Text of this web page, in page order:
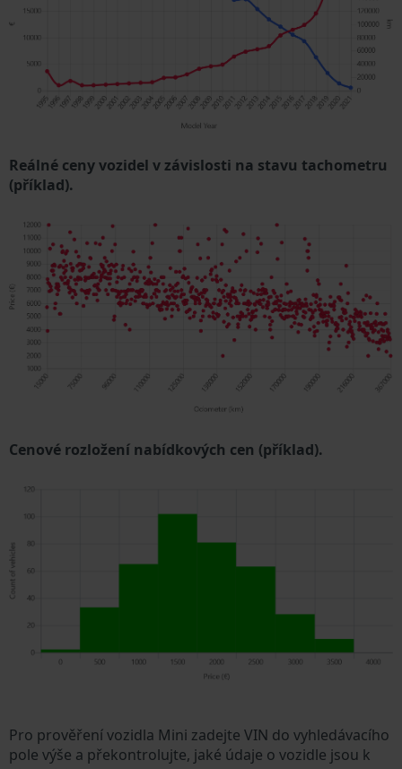
Reálné ceny vozidel v závislosti na stavu tachometru
(příklad).
Cenové rozložení nabídkových cen (příklad).
Pro prověření vozidla Mini zadejte VIN do vyhledávacího
pole výše a překontrolujte, jaké údaje o vozidle jsou k